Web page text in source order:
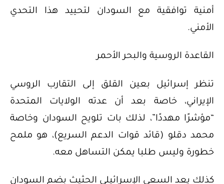
أمنية توافقية مع السودان لتحييد هذا التحدي
الأمني.
القاعدة الروسية والبحر الأحمر
تنظر إسرائيل بعين القلق إلى التقارب الروسي
الإيراني، خاصة بعد أن عدته الولايات المتحدة
“مؤشرًا مهددًا”، لذلك بات تلويح السودان وخاصة
محمد دقلو (قائد قوات الدعم السريع)، هو ملمح
خطورة وليس طلبا يمكن التساهل معه.
كذلك يعد السعي الإسرائيلي الحثيث بضم السودان